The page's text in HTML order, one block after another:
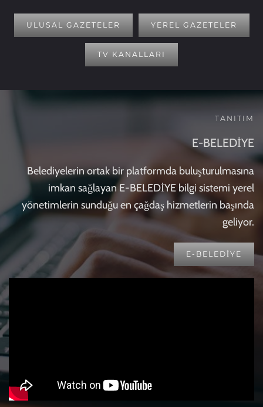
ULUSAL GAZETELER YEREL GAZETELER
TV KANALLARI
TANITIM
E-BELEDİYE
Belediyelerin ortak bir platformda buluşturulmasına
imkan sağlayan E-BELEDİYE bilgi sistemi yerel
yönetimlerin sunduğu en çağdaş hizmetlerin başında
geliyor.
E-BELEDIYE